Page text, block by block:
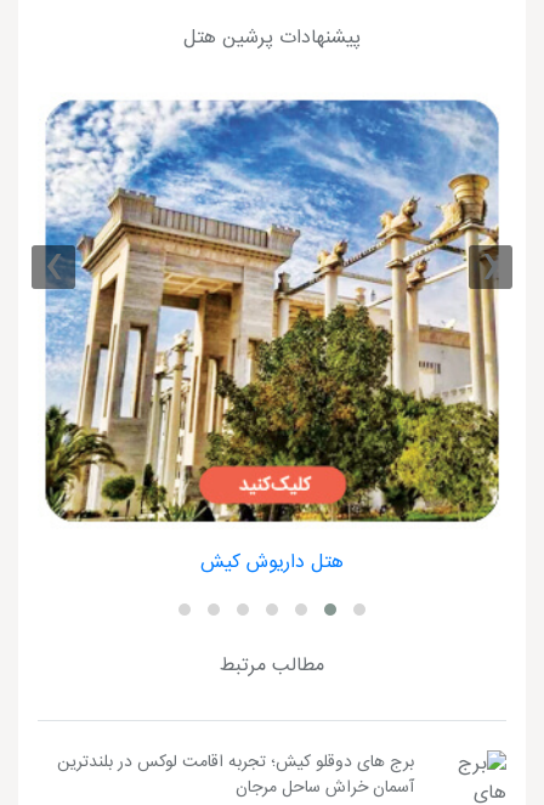
پیشنهادات پرشین هتل
هتل داریوش کیش
‹
›
مطالب مرتبط
برج های دوقلو کیش؛ تجربه اقامت لوکس در بلندترین
آسمان خراش ساحل مرجان